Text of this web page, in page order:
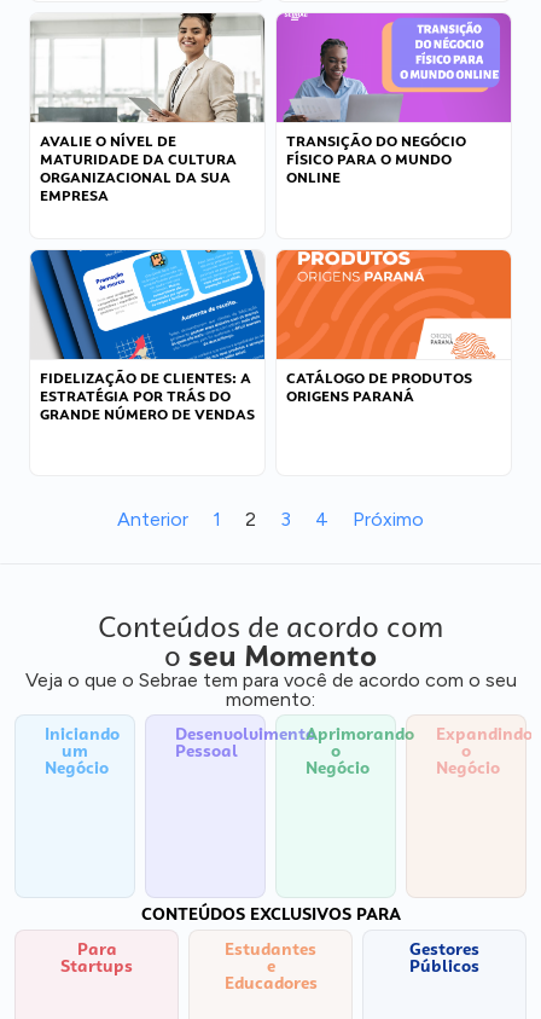
AVALIE O NÍVEL DE
MATURIDADE DA CULTURA
ORGANIZACIONAL DA SUA
EMPRESA
TRANSIÇÃO DO NEGÓCIO
FÍSICO PARA O MUNDO
ONLINE
FIDELIZAÇÃO DE CLIENTES: A
ESTRATÉGIA POR TRÁS DO
GRANDE NÚMERO DE VENDAS
CATÁLOGO DE PRODUTOS
ORIGENS PARANÁ
Anterior 1 2 3 4 Próximo
Conteúdos de acordo com
o seu Momento
Veja o que o Sebrae tem para você de acordo com o seu
momento:
Iniciando
um
Negócio
Desenvolvimento
Pessoal
Aprimorando
o
Negócio
Expandindo
o
Negócio
CONTEÚDOS EXCLUSIVOS PARA
Para
Startups
Estudantes
e
Educadores
Gestores
Públicos